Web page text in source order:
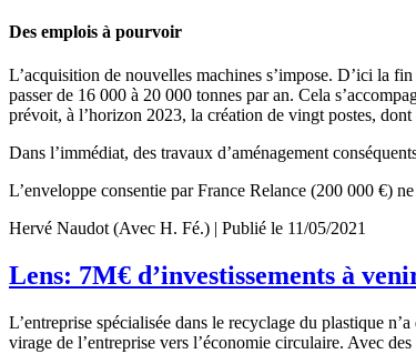
Des emplois à pourvoir
L’acquisition de nouvelles machines s’impose. D’ici la
passer de 16 000 à 20 000 tonnes par an. Cela
prévoit, à l’horizon 2023, la création de vingt postes,
Dans l’immédiat, des travaux d’aménagement
L’enveloppe consentie par France Relance (200 000 €)
Hervé Naudot (Avec H. Fé.) | Publié le 11/05/2021
Lens: 7M€ d’investissements à
L’entreprise spécialisée dans le recyclage du plastique
virage de l’entreprise vers l’économie circulaire. Avec